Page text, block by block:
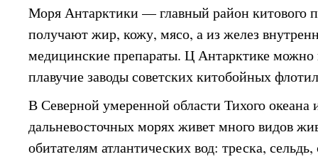
Моря Антарктики — главный район китового
получают жир, кожу, мясо, а из желез
медицинские препараты. Ц Антарктике можно
плавучие заводы советских китобойных
В Северной умеренной области Тихого океана
дальневосточных морях живет много видов
обитателям атлантических вод: треска,